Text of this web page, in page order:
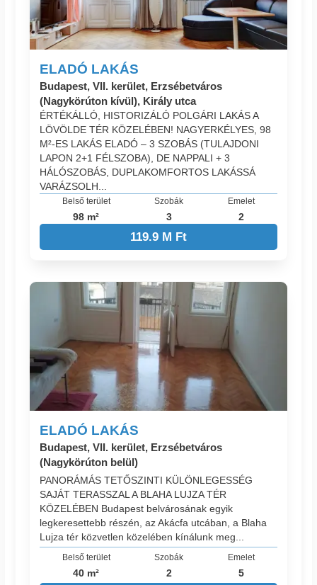
ELADÓ LAKÁS
Budapest, VII. kerület, Erzsébetváros
(Nagykörúton kívül), Király utca
ÉRTÉKÁLLÓ, HISTORIZÁLÓ POLGÁRI LAKÁS A
LÖVÖLDE TÉR KÖZELÉBEN! NAGYERKÉLYES, 98
M²-ES LAKÁS ELADÓ – 3 SZOBÁS (TULAJDONI
LAPON 2+1 FÉLSZOBA), DE NAPPALI + 3
HÁLÓSZOBÁS, DUPLAKOMFORTOS LAKÁSSÁ
VARÁZSOLH...
Belső terület
98 m²
Szobák
3
Emelet
2
119.9 M Ft
ELADÓ LAKÁS
Budapest, VII. kerület, Erzsébetváros
(Nagykörúton belül)
PANORÁMÁS TETŐSZINTI KÜLÖNLEGESSÉG
SAJÁT TERASSZAL A BLAHA LUJZA TÉR
KÖZELÉBEN Budapest belvárosának egyik
legkeresettebb részén, az Akácfa utcában, a Blaha
Lujza tér közvetlen közelében kínálunk meg...
Belső terület
40 m²
Szobák
2
Emelet
5